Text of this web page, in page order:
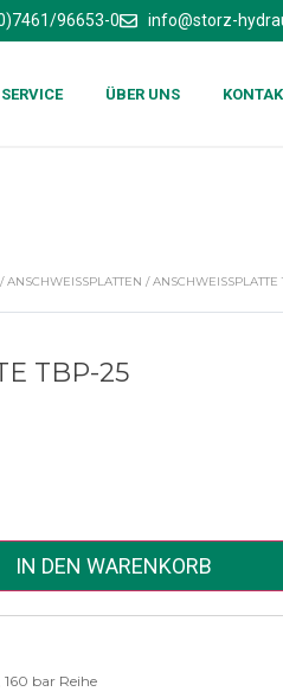
96653-0 info@storz-
SERVICE ÜBER UNS
/ANSCHWEISSPLATTEN /ANSCHWEISSPLATTE
TBP-25
IN DEN WARENKORB
160 bar Reihe